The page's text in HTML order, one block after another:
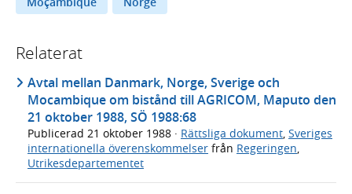
Relaterat
Avtal mellan Danmark, Norge, Sverige och
Mocambique om bistånd till AGRICOM, Maputo den
21 oktober 1988, SÖ 1988:68
Publicerad 21 oktober 1988 · Rättsliga dokument Sveriges
internationella överenskommelser från Regeringen
Utrikesdepartementet